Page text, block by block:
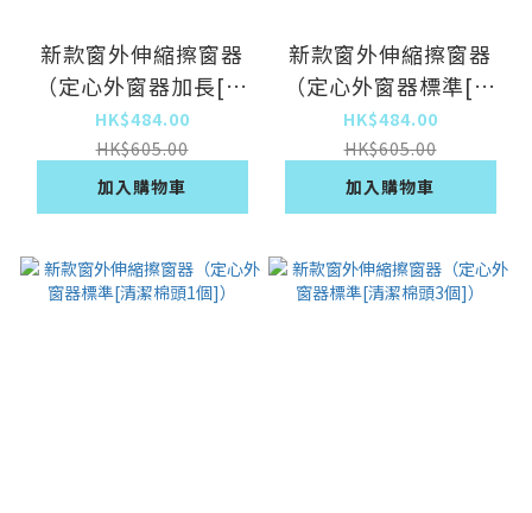
新款窗外伸縮擦窗器
（定心外窗器加長[清
潔棉頭3個]）
HK$484.00
HK$605.00
加入購物車
新款窗外伸縮擦窗器
（定心外窗器標準[清
潔棉頭3個+清洗桶]）
HK$484.00
HK$605.00
加入購物車